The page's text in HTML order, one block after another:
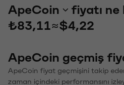
ApeCoin
fiyatı ne
₺83,11 ≈$4,22
ApeCoin geçmiş
ApeCoin fiyat geçmişini takip
zaman içindeki performansını